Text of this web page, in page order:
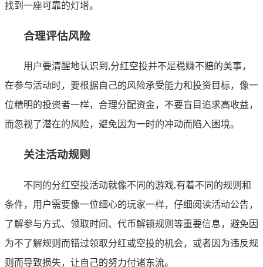
找到一座可靠的灯塔。
合理评估风险
用户要清醒地认识到,分红空投并不是稳赚不赔的美事，
在参与活动时，要根据自己的风险承受能力和投资目标，像一
位精明的投资者一样，合理分配资金，不要盲目追求高收益，
而忽视了潜在的风险，避免因为一时的冲动而陷入困境。
关注活动规则
不同的分红空投活动就像不同的游戏,有着不同的规则和
条件，用户需要像一位细心的玩家一样，仔细阅读活动公告，
了解参与方式、领取时间、代币解锁规则等重要信息，避免因
为不了解规则而错过领取分红或空投的机会，或者因为违反规
则而导致损失，让自己的努力付诸东流。